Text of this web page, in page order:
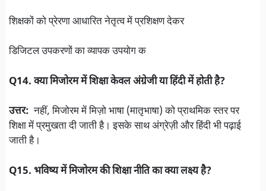
शिक्षकों को प्रेरणा आधारित नेतृत्व में प्रशिक्षण देकर
डिजिटल उपकरणों का व्यापक उपयोग क
Q14. क्या मिजोरम में शिक्षा केवल अंग्रेजी या हिंदी में होती है?
उत्तर:नहीं, मिजोरम में मिज़ो भाषा (मातृभाषा) को प्राथमिक स्तर पर
शिक्षा में प्रमुखता दी जाती है। इसके साथ अंग्रेज़ी और हिंदी भी पढ़ाई
जाती है।
Q15. भविष्य में मिजोरम की शिक्षा नीति का क्या लक्ष्य है?